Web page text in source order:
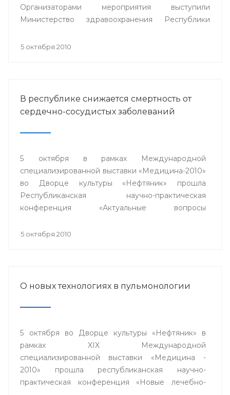
Организаторами мероприятия выступили
Министерство здравоохранения Республики
ГУП «Медтехника» РБ при содействии Торгово-
5 октября 2010
В республике снижается смертность от
сердечно-сосудистых заболеваний
5 октября в рамках Международной
специализированной выставки «Медицина-2010»
во Дворце культуры «Нефтяник» прошла
Республиканская научно-практическая
конференция «Актуальные вопросы
5 октября 2010
О новых технологиях в пульмонологии
5 октября во Дворце культуры «Нефтяник» в
рамках XIX Международной
специализированной выставки «Медицина -
2010» прошла республиканская научно-
практическая конференция «Новые лечебно-